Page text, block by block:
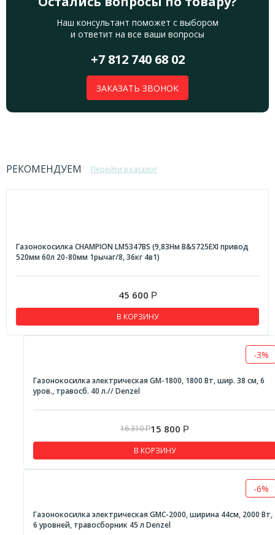
Наш консультант поможет с выбором
и ответит на все ваши вопросы
+7 812 740 68 02
ЗАКАЗАТЬ ЗВОНОК
РЕКОМЕНДУЕМ Перейти в каталог
Газонокосилка CHAMPION LM5347BS (9,83Нм B&S725EXI привод
520мм 60л 20-80мм 1рычаг/8, 36кг 4в1)
45 600 Р
В КОРЗИНУ
-3%
Газонокосилка электрическая GM-1800, 1800 Вт, шир. 38 см, 6
уров., травосб. 40 л.// Denzel
16 310Р15 800 Р
В КОРЗИНУ
-6%
Газонокосилка электрическая GMC-2000, ширина 44см, 2000 Вт,
6 уровней, травосборник 45 л Denzel